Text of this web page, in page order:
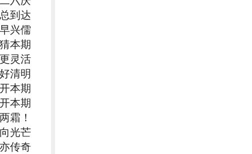
到达
兴儒
本期
灵活
清明
本期
本期
霜！
光芒
传奇